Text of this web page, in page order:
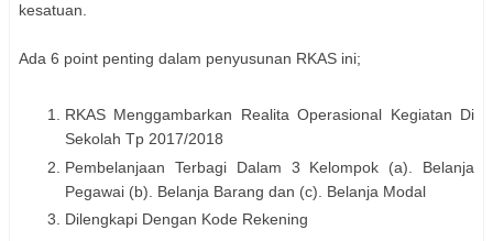
kesatuan.
Ada 6 point penting dalam penyusunan RKAS ini;
RKAS Menggambarkan Realita Operasional Kegiatan Di
Sekolah Tp 2017/2018
Pembelanjaan Terbagi Dalam 3 Kelompok (a). Belanja
Pegawai (b). Belanja Barang dan (c). Belanja Modal
Dilengkapi Dengan Kode Rekening